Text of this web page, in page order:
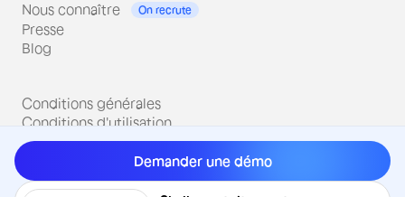
Demander une démo
Nous connaître
On recrute
Presse
Blog
Conditions générales
Conditions d'utilisation
Politique de confidentialité
Sécurité